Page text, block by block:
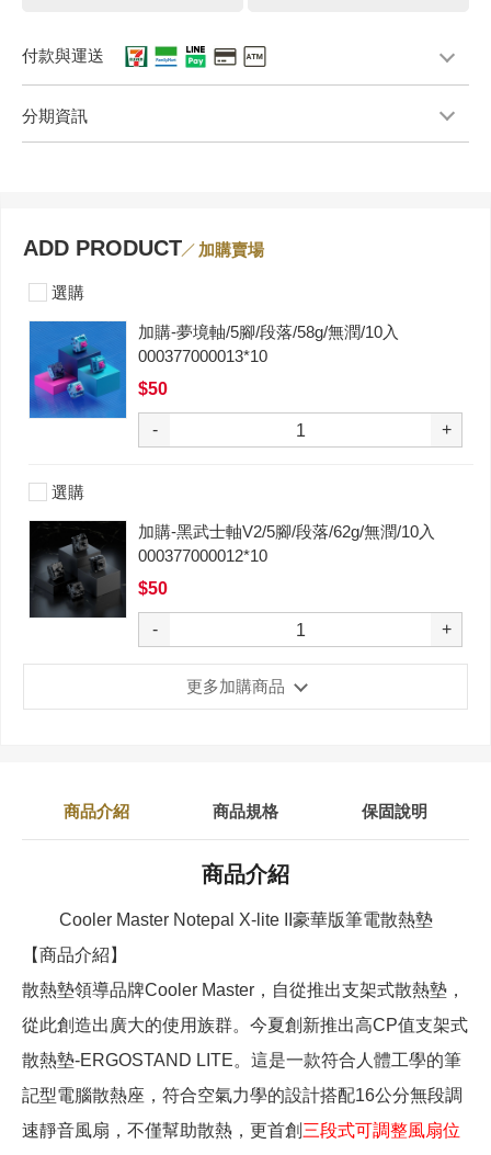
付款與運送
分期資訊
ADD PRODUCT 加購賣場
選購
加購-夢境軸/5腳/段落/58g/無潤/10入
000377000013*10
$50
- +
選購
加購-黑武士軸V2/5腳/段落/62g/無潤/10入
000377000012*10
$50
- +
更多加購商品
商品介紹 商品規格 保固說明
商品介紹
Cooler Master Notepal X-lite II豪華版筆電散熱墊
【商品介紹】
散熱墊領導品牌Cooler Master，自從推出支架式散熱墊，
從此創造出廣大的使用族群。今夏創新推出高CP值支架式
散熱墊-ERGOSTAND LITE。這是一款符合人體工學的筆
記型電腦散熱座，符合空氣力學的設計搭配16公分無段調
速靜音風扇，不僅幫助散熱，更首創 三段式可調整風扇位